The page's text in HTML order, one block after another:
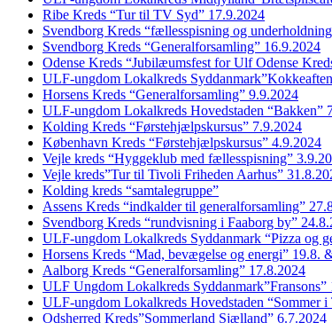
Ribe Kreds “Tur til TV Syd” 17.9.2024
Svendborg Kreds “fællesspisning og
Svendborg Kreds “Generalforsamling” 16.9.2024
Odense Kreds “Jubilæumsfest for Ulf Odense
ULF-ungdom Lokalkreds
Horsens Kreds “Generalforsamling” 9.9.2024
ULF-ungdom Lokalkreds Hovedstaden “Bakken”
Kolding Kreds “Førstehjælpskursus” 7.9.2024
København Kreds “Førstehjælpskursus” 4.9.2024
Vejle kreds “Hyggeklub med fællesspisning”
Vejle kreds”Tur til Tivoli Friheden Aarhus”
Kolding kreds “samtalegruppe”
Assens Kreds “indkalder til generalforsamling”
Svendborg Kreds “rundvisning i Faaborg by”
ULF-ungdom Lokalkreds Syddanmark “Pizza og
Horsens Kreds “Mad, bevægelse og energi” 19.8.
Aalborg Kreds “Generalforsamling” 17.8.2024
ULF Ungdom Lokalkreds Syddanmark”Fransons”
ULF-ungdom Lokalkreds Hovedstaden “Sommer
Odsherred Kreds”Sommerland Sjælland” 6.7.2024